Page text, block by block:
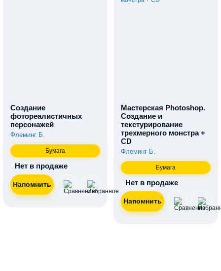
Создание
фотореалистичных
персонажей
Флеминг Б.
Бумага
Нет в продаже
Мастерская Photoshop.
Создание и
текстурирование
трехмерного монстра +
CD
Флеминг Б.
Бумага
Нет в продаже